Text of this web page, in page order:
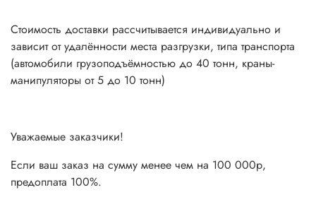
Стоимость доставки рассчитывается индивидуально и
зависит от удалённости места разгрузки, типа транспорта
(автомобили грузоподъёмностью до 40 тонн, краны-
манипуляторы от 5 до 10 тонн)
Уважаемые заказчики!
Если ваш заказ на сумму менее чем на 100 000р,
предоплата 100%.